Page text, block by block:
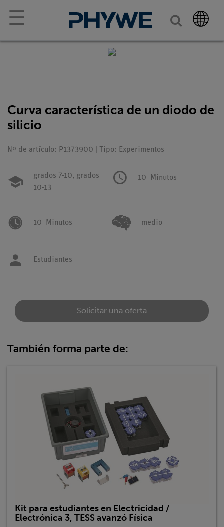
☰
Curva característica de un diodo de
silicio
Nº de artículo: P1373900 | Tipo: Experimentos
grados 7-10, grados
10-13
10 Minutos
10 Minutos medio
Estudiantes
Solicitar una oferta
También forma parte de:
Kit para estudiantes en Electricidad /
Electrónica 3, TESS avanzó Física